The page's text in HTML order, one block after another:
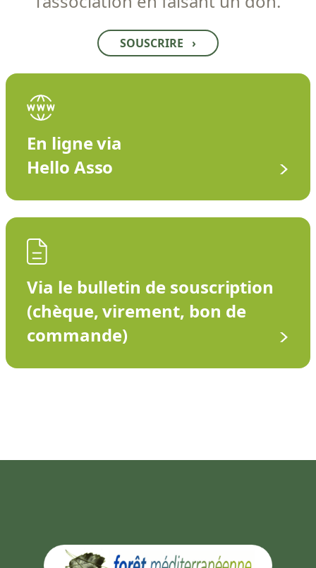
SOUSCRIRE ›
En ligne via
Hello Asso
Via le bulletin de souscription
(chèque, virement, bon de
commande)